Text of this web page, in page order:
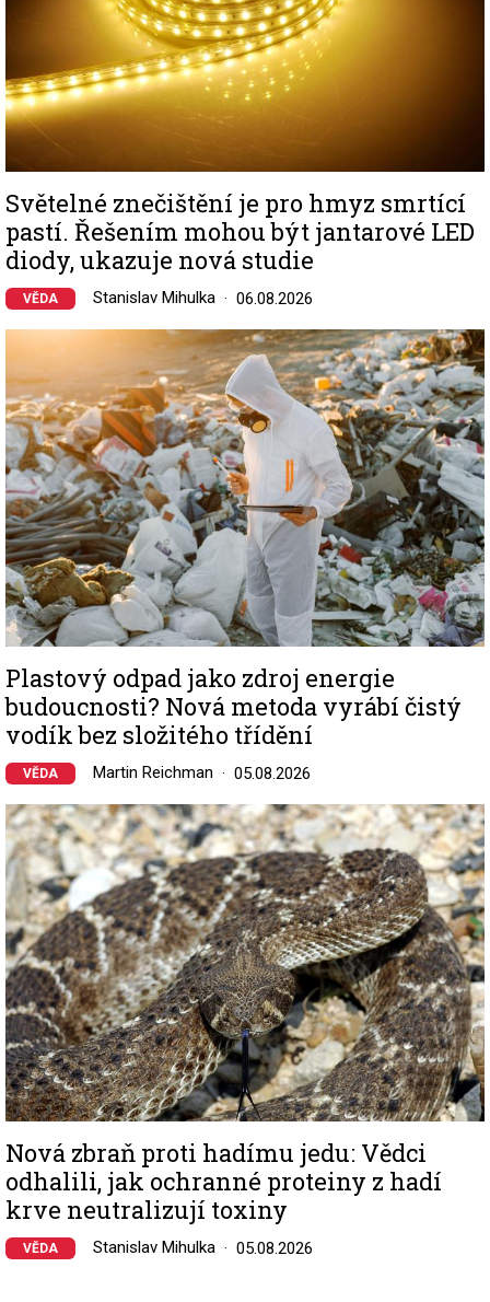
Světelné znečištění je pro hmyz smrtící
pastí. Řešením mohou být jantarové LED
diody, ukazuje nová studie
VĚDA Stanislav Mihulka 06.08.2026
Image
Plastový odpad jako zdroj energie
budoucnosti? Nová metoda vyrábí čistý
vodík bez složitého třídění
VĚDA Martin Reichman 05.08.2026
Image
Nová zbraň proti hadímu jedu: Vědci
odhalili, jak ochranné proteiny z hadí
krve neutralizují toxiny
VĚDA Stanislav Mihulka 05.08.2026